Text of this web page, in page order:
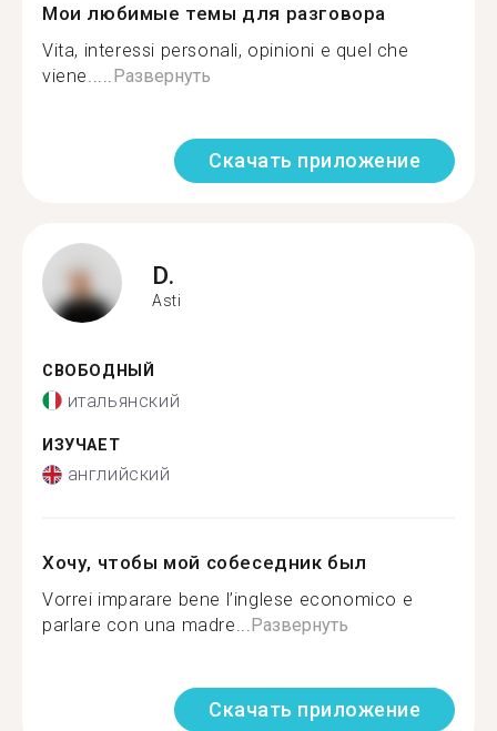
Мои любимые темы для разговора
Vita, interessi personali, opinioni e quel che
viene.....Развернуть
Скачать приложение
D.
Asti
СВОБОДНЫЙ
итальянский
ИЗУЧАЕТ
английский
Хочу, чтобы мой собеседник был
Vorrei imparare bene l’inglese economico e
parlare con una madre...Развернуть
Скачать приложение